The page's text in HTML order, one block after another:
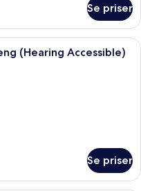
Se priser
moderne hotelværelse med en
(Hearing Accessible)
Se priser